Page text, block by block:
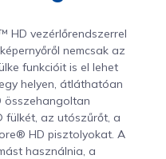
HD vezérlőrendszerrel
nemcsak az
funkcióit is el lehet
helyen, átláthatóan
összehangoltan
fülkét, az utószűrőt, a
HD pisztolyokat. A
használnia, a